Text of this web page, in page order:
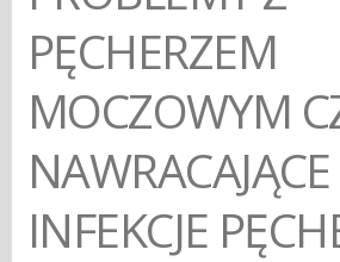
PĘCHERZEM
MOCZOWYM
NAWRACAJĄCE
INFEKCJE